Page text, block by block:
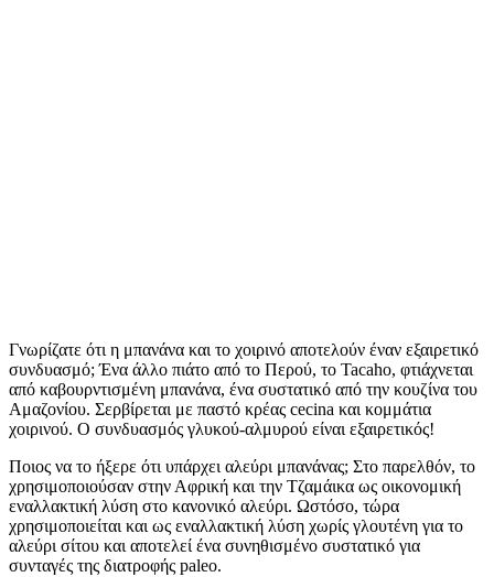
Γνωρίζατε ότι η μπανάνα και το χοιρινό αποτελούν έναν εξαιρετικό
συνδυασμό; Ένα άλλο πιάτο από το Περού, το Tacaho, φτιάχνεται
από καβουρντισμένη μπανάνα, ένα συστατικό από την κουζίνα του
Αμαζονίου. Σερβίρεται με παστό κρέας cecina και κομμάτια
χοιρινού. Ο συνδυασμός γλυκού-αλμυρού είναι εξαιρετικός!
Ποιος να το ήξερε ότι υπάρχει αλεύρι μπανάνας; Στο παρελθόν, το
χρησιμοποιούσαν στην Αφρική και την Τζαμάικα ως οικονομική
εναλλακτική λύση στο κανονικό αλεύρι. Ωστόσο, τώρα
χρησιμοποιείται και ως εναλλακτική λύση χωρίς γλουτένη για το
αλεύρι σίτου και αποτελεί ένα συνηθισμένο συστατικό για
συνταγές της διατροφής paleo.